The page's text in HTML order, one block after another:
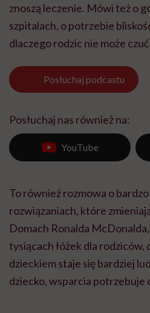
znoszą leczenie. Mówi też o
szpitalach, o potrzebie
dlaczego rodzic nie może
Posłuchaj podcastu
Posłuchaj nas również na:
YouTube
To również rozmowa o
rozwiązaniach, które
Domach Ronalda
tysiącach łóżek dla rodziców,
dzieckiem staje się bardziej
dziecko, wsparcia potrzebuje